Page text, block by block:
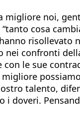
noi,
cosa
confronti
le sue
talento,
doveri.